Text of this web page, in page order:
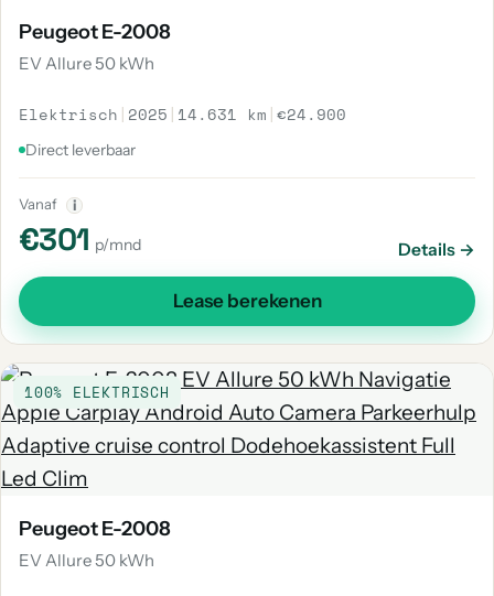
Peugeot E-2008
EV Allure 50 kWh
Elektrisch | 2025 | 14.631 km |€24.900
Direct leverbaar
Vanaf i
€301 p/mnd Details →
Lease berekenen
100% ELEKTRISCH
Peugeot E-2008
EV Allure 50 kWh